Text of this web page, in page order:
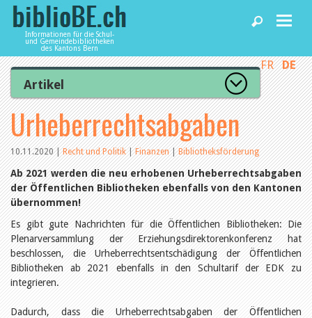
Informationen für die Schul-
und Gemeindebibliotheken
des Kantons Bern
Home
News und Fachbeiträge
Bibliotheken
Agenda
Dienstleistungen
biblioBE nutzen
FR DE
Artikel
Zur Artikelübersicht
Lesenswert
Gut bewertet
Kategorien
Aus dem Amt für Kultur
Aus der Kommission
Aus den Bibliotheken
Organisation
Raum und Infrastruktur
Bestand
Benutzung
Finanzen
Personal
Qualitätsmanagement
Öffentlichkeitsarbeit
Urheberrechtsabgaben
10.11.2020|Recht und Politik|Finanzen|Bibliotheksförderung
Ab 2021 werden die neu erhobenen Urheberrechtsabgaben
der Öffentlichen Bibliotheken ebenfalls von den Kantonen
übernommen!
Es gibt gute Nachrichten für die Öffentlichen Bibliotheken: Die
Plenarversammlung der Erziehungsdirektorenkonferenz hat
beschlossen, die Urheberrechtsentschädigung der Öffentlichen
Bibliotheken ab 2021 ebenfalls in den Schultarif der EDK zu
integrieren.
Dadurch, dass die Urheberrechtsabgaben der Öffentlichen